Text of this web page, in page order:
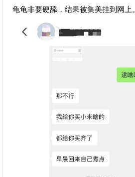
龟龟非要硬舔，结果被集美挂到网上。